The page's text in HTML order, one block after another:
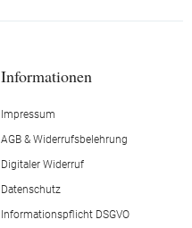
Informationen
Impressum
AGB & Widerrufsbelehrung
Digitaler Widerruf
Datenschutz
Informationspflicht DSGVO